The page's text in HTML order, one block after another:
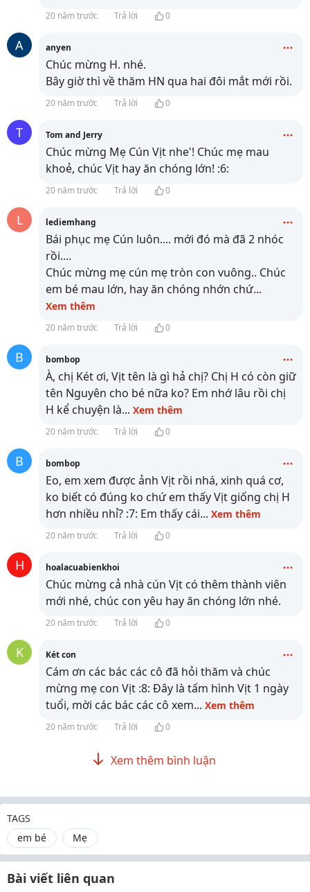
20 năm trước Trả lời 0
A anyen
Chúc mừng H. nhé.
Bây giờ thì về thăm HN qua hai đôi mắt mới rồi.
20 năm trước Trả lời 0
T Tom and Jerry
Chúc mừng Mẹ Cún Vịt nhe'! Chúc mẹ mau
khoẻ, chúc Vịt hay ăn chóng lớn! :6:
20 năm trước Trả lời 0
L lediemhang
Bái phục mẹ Cún luôn.... mới đó mà đã 2 nhóc
rồi....
Chúc mừng mẹ cún mẹ tròn con vuông.. Chúc
em bé mau lớn, hay ăn chóng nhớn chứ...
Xem thêm
20 năm trước Trả lời 0
B bombop
À, chị Két ơi, Vịt tên là gì hả chị? Chị H có còn giữ
tên Nguyên cho bé nữa ko? Em nhớ lâu rồi chị
H kể chuyện là... Xem thêm
20 năm trước Trả lời 0
B bombop
Eo, em xem được ảnh Vịt rồi nhá, xinh quá cơ,
ko biết có đúng ko chứ em thấy Vịt giống chị H
hơn nhiều nhỉ? :7: Em thấy cái... Xem thêm
20 năm trước Trả lời 0
H hoalacuabienkhoi
Chúc mừng cả nhà cún Vịt có thêm thành viên
mới nhé, chúc con yêu hay ăn chóng lớn nhé.
20 năm trước Trả lời 0
K Két con
Cám ơn các bác các cô đã hỏi thăm và chúc
mừng mẹ con Vịt :8: Đây là tấm hình Vịt 1 ngày
tuổi, mời các bác các cô xem... Xem thêm
20 năm trước Trả lời 0
Xem thêm bình luận
TAGS
em bé
Mẹ
Bài viết liên quan